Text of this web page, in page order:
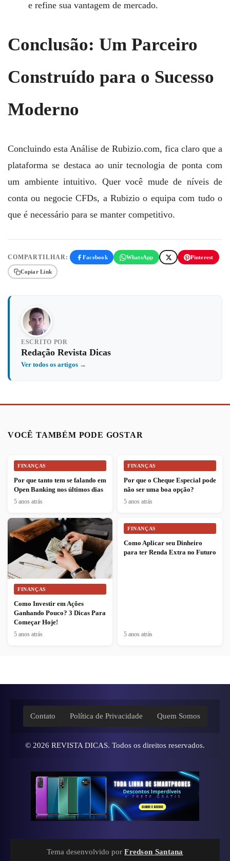
e refine sua vantagem de mercado.
Conclusão: Um Parceiro
Construído para o Sucesso
Moderno
Concluindo esta Análise de Rubizio.com, fica claro que a
plataforma se destaca ao unir tecnologia de ponta com
um ambiente intuitivo. Quer você mude de níveis de
conta ou negocie CFDs, a Rubizio o equipa com tudo o
que é necessário para se manter competitivo.
COMPARTILHAR: Facebook WhatsApp Pinterest
Copiar Link
ESCRITO POR
Redação Revista Dicas
Ver todos os artigos →
VOCÊ TAMBÉM PODE GOSTAR
FINANÇAS
Por que tanto tem se falando em
Open Banking nos últimos dias
5 anos atrás
FINANÇAS
Por que o Cheque Especial pode
não ser uma boa opção?
5 anos atrás
FINANÇAS
Como Investir em Ações
Ganhando Pouco? 3 Dicas Para
Começar Hoje!
5 anos atrás
FINANÇAS
Como Aplicar seu Dinheiro
para ter Renda Extra no Futuro
5 anos atrás
Contato Política de Privacidade Quem Somos
© 2026 REVISTA DICAS. Todos os direitos reservados.
Tema desenvolvido por Fredson Santana